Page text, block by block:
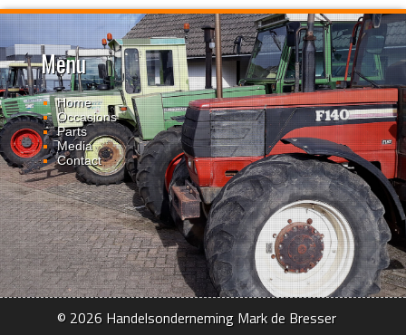
Menu
Home
Occasions
Parts
Media
Contact
© 2026 Handelsonderneming Mark de Bresser